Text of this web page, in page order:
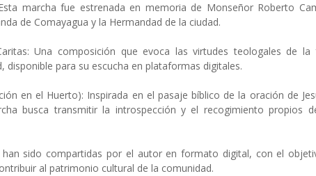
marcha fue estrenada en memoria de Monseñor Roberto
de Comayagua y la Hermandad de la ciudad.
Una composición que evoca las virtudes teologales de la
disponible para su escucha en plataformas digitales.
en el Huerto): Inspirada en el pasaje bíblico de la oración de
busca transmitir la introspección y el recogimiento propios
han sido compartidas por el autor en formato digital, con el
al patrimonio cultural de la comunidad.​